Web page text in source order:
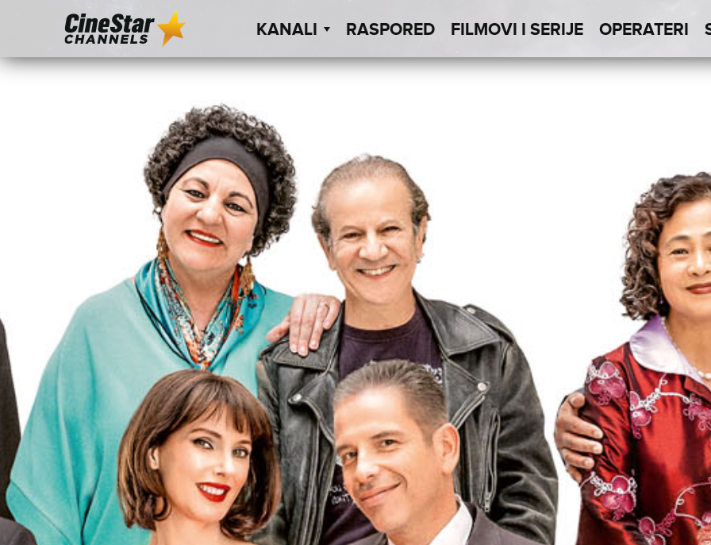
KANALI RASPORED FILMOVI I SERIJE OPERATERI